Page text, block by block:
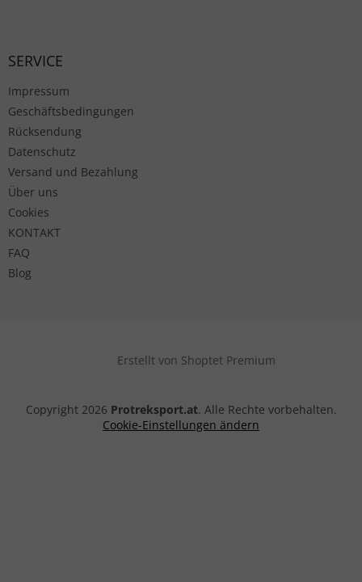
SERVICE
Impressum
Geschäftsbedingungen
Rücksendung
Datenschutz
Versand und Bezahlung
Über uns
Cookies
KONTAKT
FAQ
Blog
Erstellt von Shoptet Premium
Copyright 2026 Protreksport.at. Alle Rechte vorbehalten.
Cookie-Einstellungen ändern